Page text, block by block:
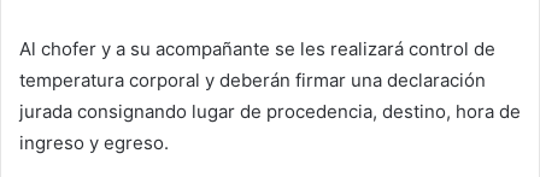
Al chofer y a su acompañante se les realizará control de
temperatura corporal y deberán firmar una declaración
jurada consignando lugar de procedencia, destino, hora de
ingreso y egreso.